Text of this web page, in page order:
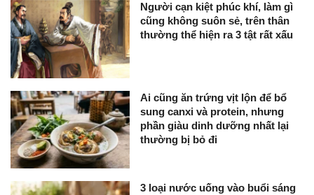
Người cạn kiệt phúc khí, làm gì
cũng không suôn sẻ, trên thân
thường thể hiện ra 3 tật rất xấu
Ai cũng ăn trứng vịt lộn để bổ
sung canxi và protein, nhưng
phần giàu dinh dưỡng nhất lại
thường bị bỏ đi
3 loại nước uống vào buổi sáng